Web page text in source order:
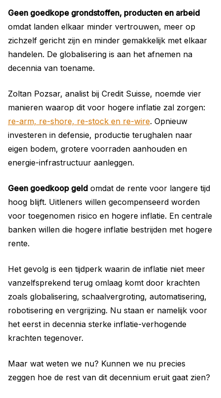
Geen goedkope grondstoffen, producten en arbeid
omdat landen elkaar minder vertrouwen, meer op
zichzelf gericht zijn en minder gemakkelijk met elkaar
handelen. De globalisering is aan het afnemen na
decennia van toename.
Zoltan Pozsar, analist bij Credit Suisse, noemde vier
manieren waarop dit voor hogere inflatie zal zorgen:
re-arm, re-shore, re-stock en re-wire. Opnieuw
investeren in defensie, productie terughalen naar
eigen bodem, grotere voorraden aanhouden en
energie-infrastructuur aanleggen.
Geen goedkoop geld omdat de rente voor langere tijd
hoog blijft. Uitleners willen gecompenseerd worden
voor toegenomen risico en hogere inflatie. En centrale
banken willen die hogere inflatie bestrijden met hogere
rente.
Het gevolg is een tijdperk waarin de inflatie niet meer
vanzelfsprekend terug omlaag komt door krachten
zoals globalisering, schaalvergroting, automatisering,
robotisering en vergrijzing. Nu staan er namelijk voor
het eerst in decennia sterke inflatie-verhogende
krachten tegenover.
Maar wat weten we nu? Kunnen we nu precies
zeggen hoe de rest van dit decennium eruit gaat zien?